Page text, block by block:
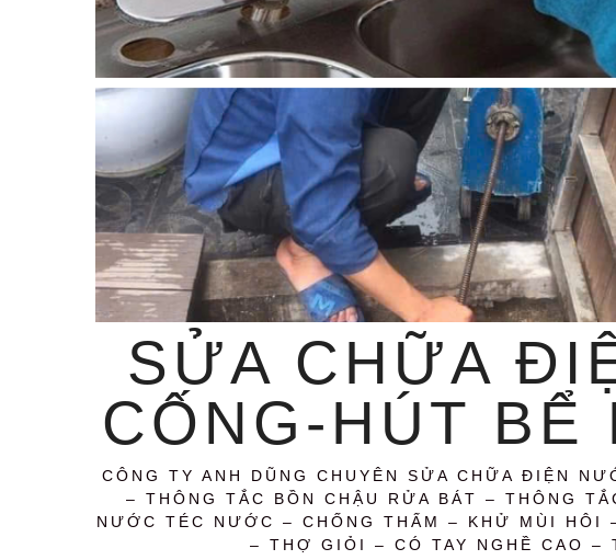
SỬA CHỮA
CỐNG-HÚT
CÔNG TY ANH DŨNG CHUYÊN SỬA CHỮA ĐIỆN
– THÔNG TẮC BỒN CHẬU RỬA BÁT – THÔNG
NƯỚC TÉC NƯỚC – CHỐNG THẤM – KHỬ MÙI
– THỢ GIỎI – CÓ TAY NGHỀ CAO